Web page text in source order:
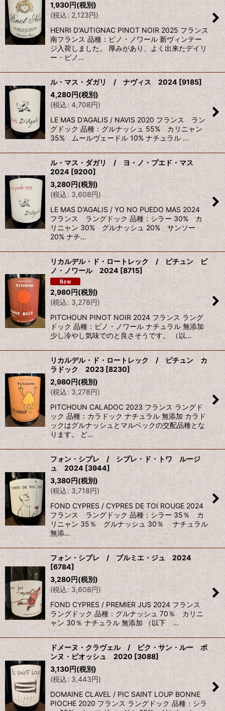
1,930円(税別)
(税込: 2,123円)
HENRI D'AUTIGNAC PINOT NOIR 2025 フランス
南フランス 品種：ピノ・ノワール 新ヴィンテー
ジ入荷しました。 厚みがあり、よく出来たデイリ
ー・ピノ…
ル・マス・ダガリ / ナヴィス 2024 [9185]
4,280円(税別)
(税込: 4,708円)
LE MAS D'AGALIS / NAVIS 2020 フランス ラン
グドック 品種：グルナッシュ 55% カリニャン
35% ムールヴェードル 10% ナチュラル …
ル・マス・ダガリ / ヨ・ノ・プエド・マス
2024 [9200]
3,280円(税別)
(税込: 3,608円)
LE MAS D'AGALIS / YO NO PUEDO MAS 2024
フランス ラングドック 品種：シラー 30% カ
リニャン 30% グルナッシュ 20% サンソー
20% ナチ…
リカルデル・ド・ロートレック / ピチュン ピ
ノ・ノワール 2024 [8715]
2,980円(税別)
(税込: 3,278円)
PITCHOUN PINOT NOIR 2024 フランス ラング
ドック 品種：ピノ・ノワール ナチュラル 無添加
少し冷やし気味でのと良さそうです。 （以…
リカルデル・ド・ロートレック / ピチュン カ
ラドック 2023 [8230]
2,980円(税別)
(税込: 3,278円)
PITCHOUN CALADOC 2023 フランス ラングド
ック 品種：カラドック ナチュラル 無添加 カラド
ックはグルナッシュとマルベックの交配品種とな
ります。 ど…
フォン・シプレ / シプレ・ド・トワ ルージ
ュ 2024 [3944]
3,380円(税別)
(税込: 3,718円)
FOND CYPRES / CYPRES DE TOI ROUGE 2024
フランス ラングドック 品種：シラー 35％ カ
リニャン 35％ グルナッシュ 30％ ナチュラル
無添…
フォン・シプレ / プルミエ・ジュ 2024
[6784]
3,280円(税別)
(税込: 3,608円)
FOND CYPRES / PREMIER JUS 2024 フランス
ラングドック 品種：グルナッシュ 70％ カリニ
ャン 30％ ナチュラル 無添加 （以下 …
ドメーヌ・クラヴェル / ピク・サン・ルー ボ
ンヌ・ピオッシュ 2020 [3088]
3,130円(税別)
(税込: 3,443円)
DOMAINE CLAVEL / PIC SAINT LOUP BONNE
PIOCHE 2020 フランス ラングドック 品種：シラ